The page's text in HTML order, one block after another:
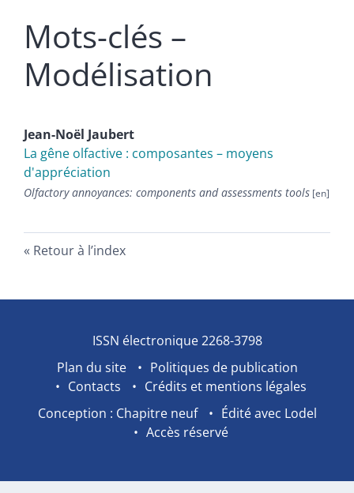
Mots-clés –
Modélisation
Jean-Noël Jaubert
La gêne olfactive : composantes – moyens
d'appréciation
Olfactory annoyances: components and assessments tools
Retour à l’index
ISSN électronique 2268-3798
Plan du site
Politiques de publication
Contacts
Crédits et mentions légales
Conception : Chapitre neuf
Édité avec Lodel
Accès réservé